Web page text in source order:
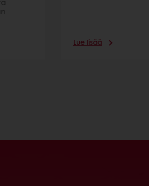
Lue lisää